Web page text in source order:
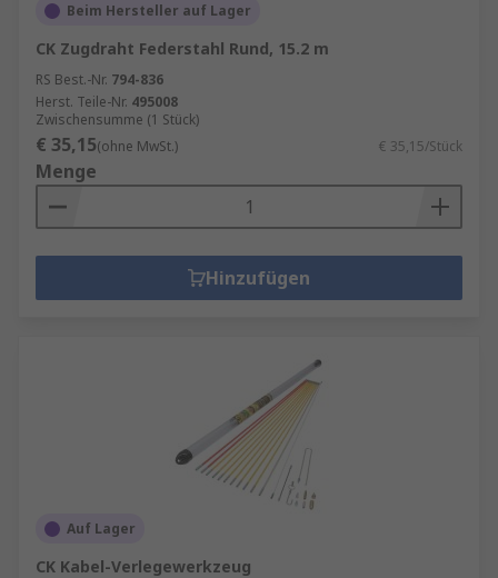
Beim Hersteller auf Lager
CK Zugdraht Federstahl Rund, 15.2 m
RS Best.-Nr. 794-836
Herst. Teile-Nr. 495008
Zwischensumme (1 Stück)
€ 35,15(ohne MwSt.) € 35,15/Stück
Menge
Hinzufügen
Auf Lager
CK Kabel-Verlegewerkzeug